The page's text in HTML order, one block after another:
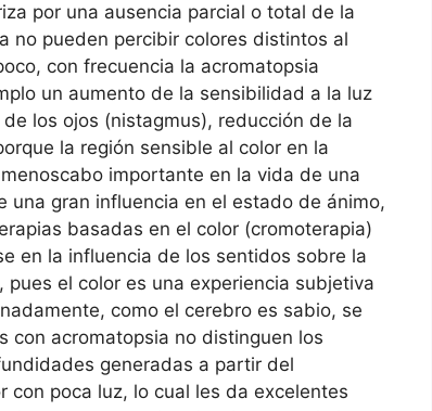
por una ausencia parcial o total de la
no pueden percibir colores distintos al
con frecuencia la acromatopsia
un aumento de la sensibilidad a la luz
los ojos (nistagmus), reducción de la
la región sensible al color en la
importante en la vida de una
una gran influencia en el estado de ánimo,
basadas en el color (cromoterapia)
en la influencia de los sentidos sobre la
el color es una experiencia subjetiva
como el cerebro es sabio, se
con acromatopsia no distinguen los
generadas a partir del
con poca luz, lo cual les da excelentes